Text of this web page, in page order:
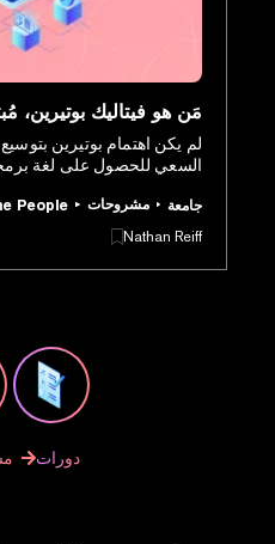
مَن هو فيتاليك بوتيرين،
لم يكن اهتمام بوتيرين
السعي للحصول على لغة
المفهوم، والذي أطلق عليه اسم
جامعة مشروحات People
Nathan Reiff
دورات